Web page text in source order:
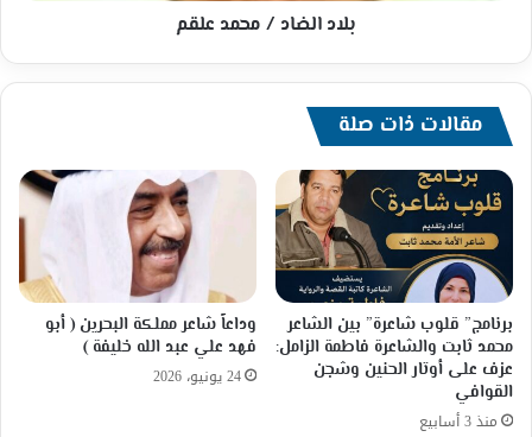
بلاد الضاد / محمد علقم
مقالات ذات صلة
برنامج” قلوب شاعرة” بين الشاعر
محمد ثابت والشاعرة فاطمة الزامل:
عزف على أوتار الحنين وشجن
القوافي
منذ 3 أسابيع
وداعاً شاعر مملكة البحرين ( أبو
فهد علي عبد الله خليفة )
24 يونيو، 2026